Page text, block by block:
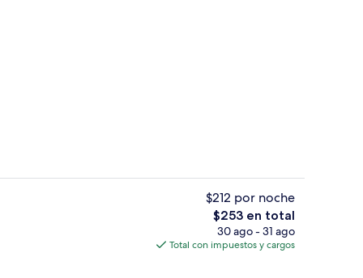
Recepción
$212 por noche
El
precio
total
$253 en total
30 ago - 31 ago
Total con impuestos y cargos